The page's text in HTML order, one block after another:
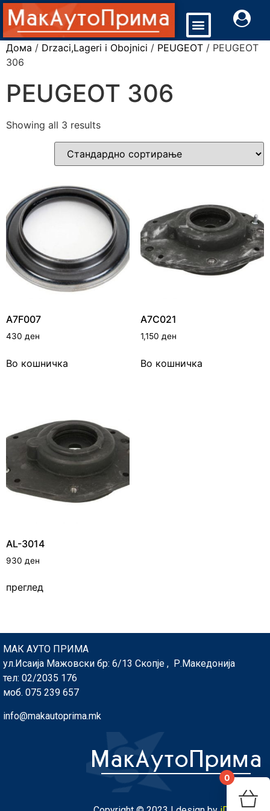
Дома / Drzaci,Lageri i Obojnici / PEUGEOT / PEUGEOT
306
PEUGEOT 306
Showing all 3 results
A7F007
430 ден
Во кошничка
A7C021
1,150 ден
Во кошничка
AL-3014
930 ден
преглед
МАК АУТО ПРИМА
ул.Исаија Мажовски бр: 6/13 Скопје , Р.Македонија
тел: 02/2035 176
моб. 075 239 657
info@makautoprima.mk
0